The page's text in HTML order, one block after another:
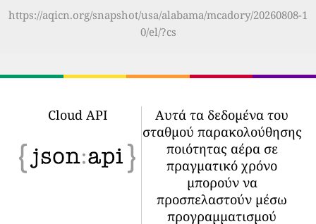
https://aqicn.org/snapshot/usa/alabama/mcadory/20260808-1
0/el/?cs
Cloud API
Αυτά τα δεδομένα του
σταθμού παρακολούθησης
ποιότητας αέρα σε
πραγματικό χρόνο
μπορούν να
προσπελαστούν μέσω
προγραμματισμού